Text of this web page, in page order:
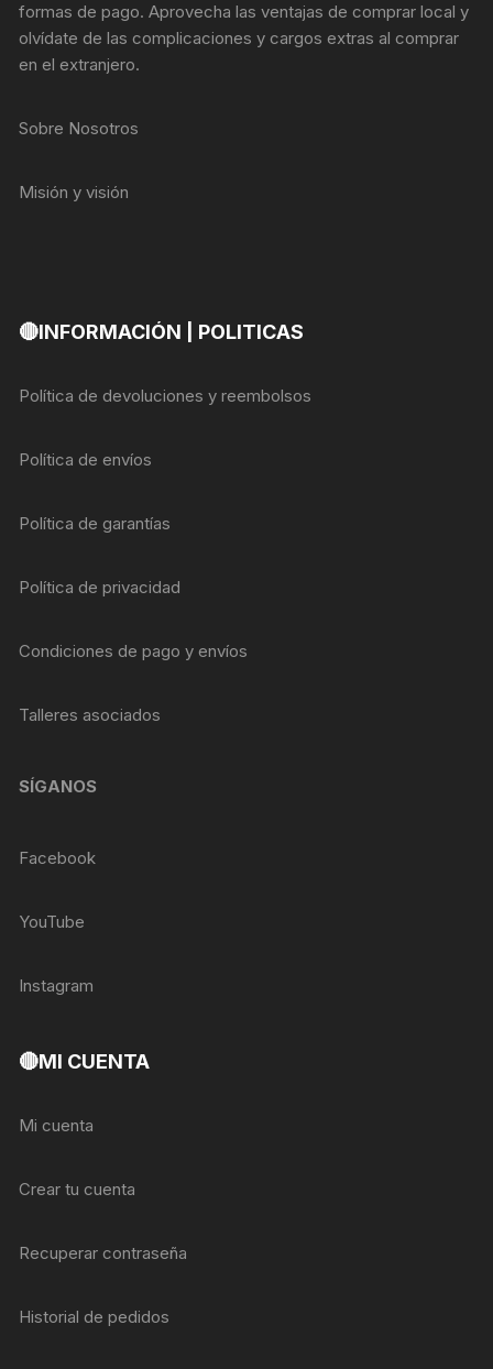
formas de pago. Aprovecha las ventajas de comprar local y
olvídate de las complicaciones y cargos extras al comprar
en el extranjero.
Sobre Nosotros
Misión y visión
🔴INFORMACIÓN | POLITICAS
Política de devoluciones y reembolsos
Política de envíos
Política de garantías
Política de privacidad
Condiciones de pago y envíos
Talleres asociados
SÍGANOS
Facebook
YouTube
Instagram
🔴MI CUENTA
Mi cuenta
Crear tu cuenta
Recuperar contraseña
Historial de pedidos